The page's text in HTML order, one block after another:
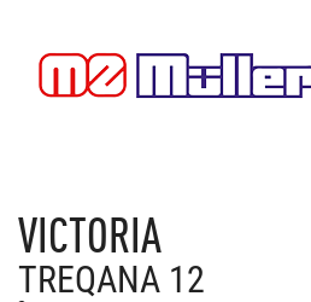
VICTORIA
TREQANA 12